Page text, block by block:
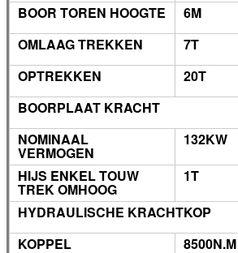
BOOR TOREN HOOGTE
6M
OMLAAG TREKKEN
7T
OPTREKKEN
20T
BOORPLAAT KRACHT
NOMINAAL
VERMOGEN
132KW
HIJS ENKEL TOUW
TREK OMHOOG
1T
HYDRAULISCHE KRACHTKOP
KOPPEL
8500N.M